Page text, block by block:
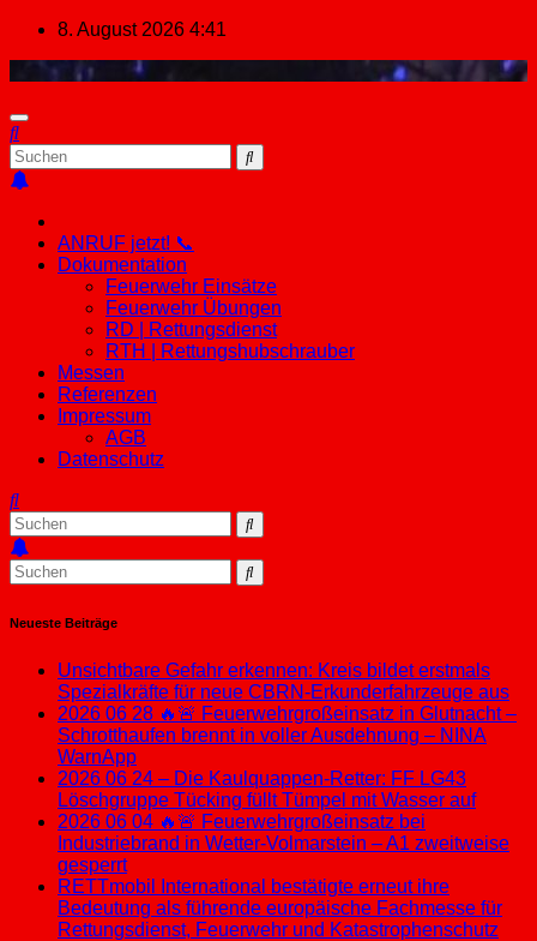
Zum
springen
8. August 2026 4:41
ANRUF jetzt! 📞
Dokumentation
Feuerwehr Einsätze
Feuerwehr Übungen
RD | Rettungsdienst
RTH | Rettungshubschrauber
Messen
Referenzen
Impressum
AGB
Datenschutz
Neueste Beiträge
Unsichtbare Gefahr erkennen: Kreis bildet erstmals
Spezialkräfte für neue CBRN-Erkunderfahrzeuge aus
2026 06 28 🔥🚨 Feuerwehrgroßeinsatz in Glutnacht –
Schrotthaufen brennt in voller Ausdehnung – NINA
WarnApp
2026 06 24 – Die Kaulquappen-Retter: FF LG43
Löschgruppe Tücking füllt Tümpel mit Wasser auf
2026 06 04 🔥🚨 Feuerwehrgroßeinsatz bei
Industriebrand in Wetter-Volmarstein – A1 zweitweise
gesperrt
RETTmobil International bestätigte erneut ihre
Bedeutung als führende europäische Fachmesse für
Rettungsdienst, Feuerwehr und Katastrophenschutz